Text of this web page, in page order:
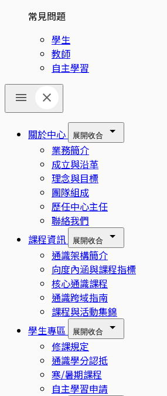
常見問題
學生
教師
自主學習
關於中心 展開收合
業務簡介
成立與沿革
理念與目標
團隊組成
歷任中心主任
聯絡我們
課程資訊
展開收合
通識架構簡介
向度內涵與課程指標
核心通識課程
通識跨域指南
課程與活動集錦
學生專區
展開收合
修課規定
通識學分認抵
寒/暑期課程
自主學習申請